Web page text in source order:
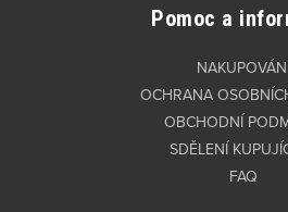
Pomoc a
OCHRANA
OBCHODNÍ
SDĚLENÍ
FAQ